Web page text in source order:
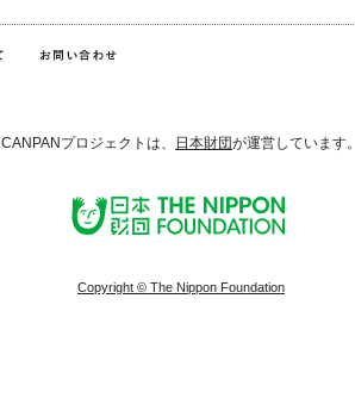
CANPANプロジェクトは、 日本財団が運営しています。
Copyright © The Nippon Foundation